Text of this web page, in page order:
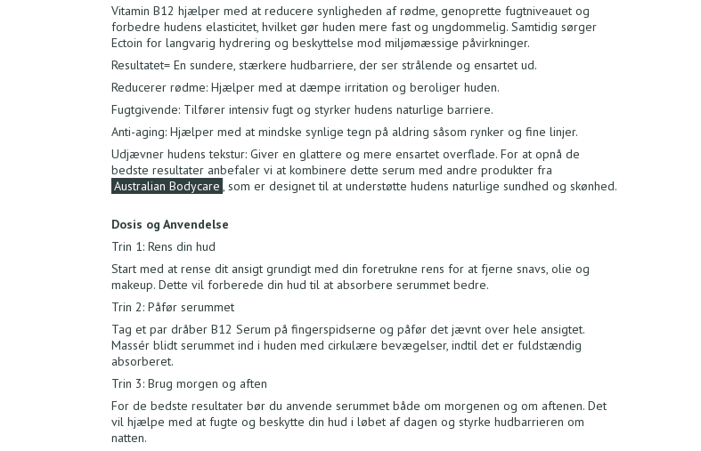
Vitamin B12 hjælper med at reducere synligheden af rødme, genoprette fugtniveauet og
forbedre hudens elasticitet, hvilket gør huden mere fast og ungdommelig. Samtidig sørger
Ectoin for langvarig hydrering og beskyttelse mod miljømæssige påvirkninger.
Resultatet= En sundere, stærkere hudbarriere, der ser strålende og ensartet ud.
Reducerer rødme: Hjælper med at dæmpe irritation og beroliger huden.
Fugtgivende: Tilfører intensiv fugt og styrker hudens naturlige barriere.
Anti-aging: Hjælper med at mindske synlige tegn på aldring såsom rynker og fine linjer.
Udjævner hudens tekstur: Giver en glattere og mere ensartet overflade. For at opnå de
bedste resultater anbefaler vi at kombinere dette serum med andre produkter fra
Australian Bodycare , som er designet til at understøtte hudens naturlige sundhed og skønhed.
Dosis og Anvendelse
Trin 1: Rens din hud
Start med at rense dit ansigt grundigt med din foretrukne rens for at fjerne snavs, olie og
makeup. Dette vil forberede din hud til at absorbere serummet bedre.
Trin 2: Påfør serummet
Tag et par dråber B12 Serum på fingerspidserne og påfør det jævnt over hele ansigtet.
Massér blidt serummet ind i huden med cirkulære bevægelser, indtil det er fuldstændig
absorberet.
Trin 3: Brug morgen og aften
For de bedste resultater bør du anvende serummet både om morgenen og om aftenen. Det
vil hjælpe med at fugte og beskytte din hud i løbet af dagen og styrke hudbarrieren om
natten.